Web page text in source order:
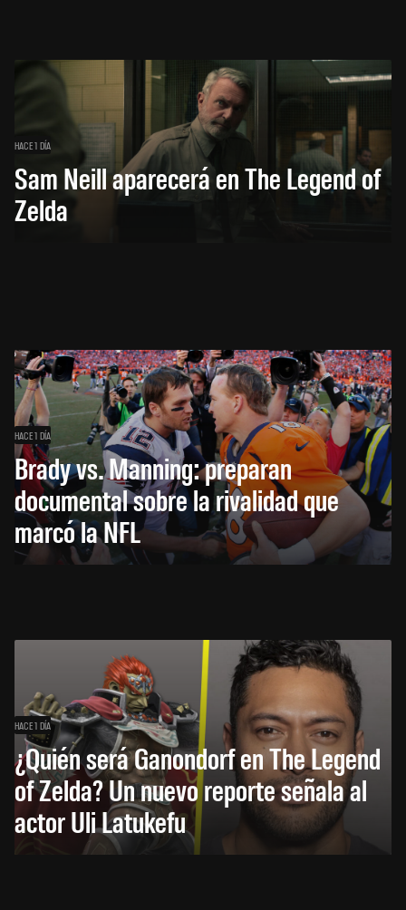
HACE 1 DÍA
Sam Neill aparecerá en The Legend of
Zelda
HACE 1 DÍA
Brady vs. Manning: preparan
documental sobre la rivalidad que
marcó la NFL
HACE 1 DÍA
¿Quién será Ganondorf en The Legend
of Zelda? Un nuevo reporte señala al
actor Uli Latukefu